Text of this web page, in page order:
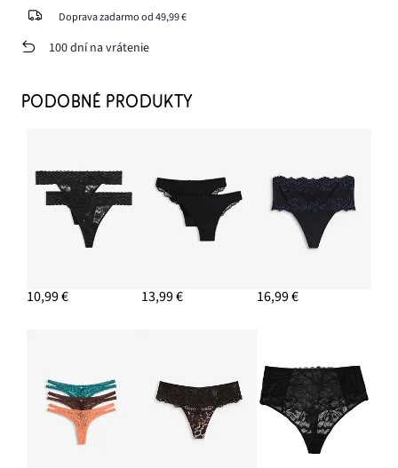
Doprava zadarmo od 49,99 €
100 dní na vrátenie
PODOBNÉ PRODUKTY
10,99 € 13,99 € 16,99 €